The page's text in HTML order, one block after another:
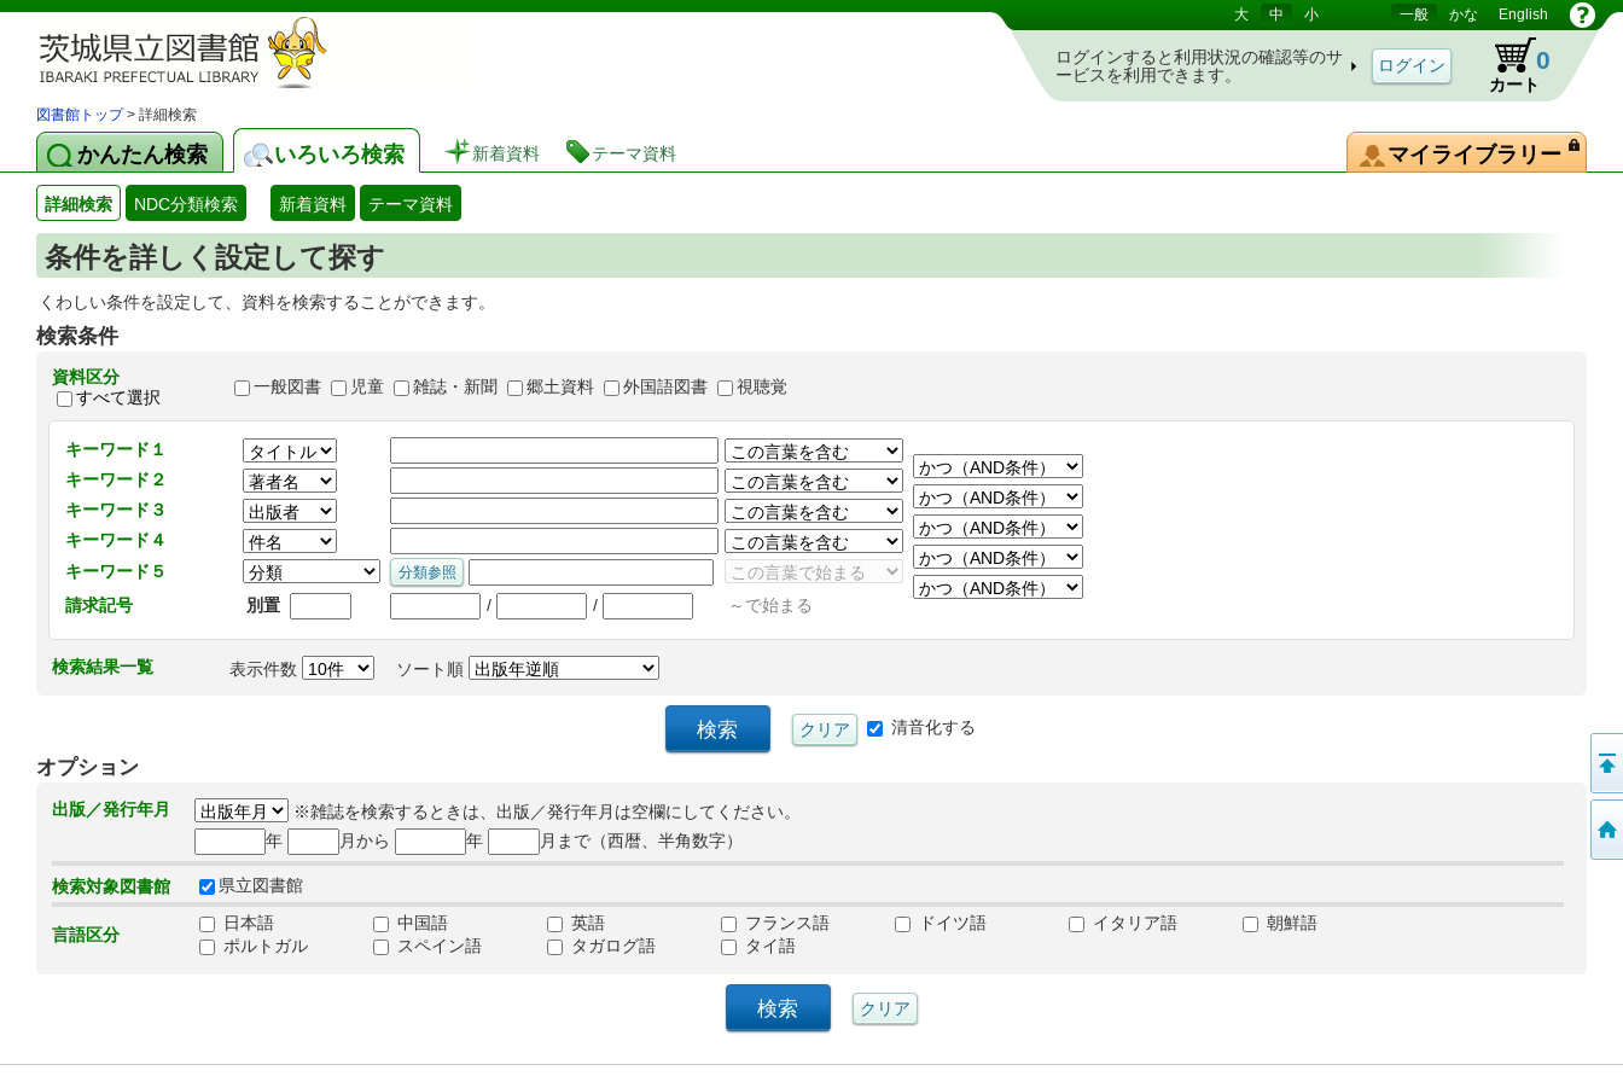
茨城県立図書館 蔵書検索・予約システム 大 中 小 一般 かな English
ログインすると利用状況の確認等のサ
ービスを利用できます。
カート
0
図書館トップ> 詳細検索
かんたん検索 いろいろ検索 新着資料 テーマ資料 マイライブラリー
詳細検索 NDC分類検索 新着資料 テーマ資料
条件を詳しく設定して探す
くわしい条件を設定して、資料を検索することができます。
検索条件
資料区分
すべて選択
一般図書 児童 雑誌・新聞 郷土資料 外国語図書 視聴覚
キーワード１
キーワード２
キーワード３
キーワード４
キーワード５
請求記号
別置 / / ～で始まる
検索結果一覧 表示件数 ソート順
清音化する
オプション
出版／発行年月
※雑誌を検索するときは、出版／発行年月は空欄にしてください。
年
月から 年 月まで（西暦、半角数字）
検索対象図書館 県立図書館
言語区分
日本語 中国語 英語 フランス語 ドイツ語 イタリア語
朝鮮語
ポルトガル
スペイン語 タガログ語 タイ語